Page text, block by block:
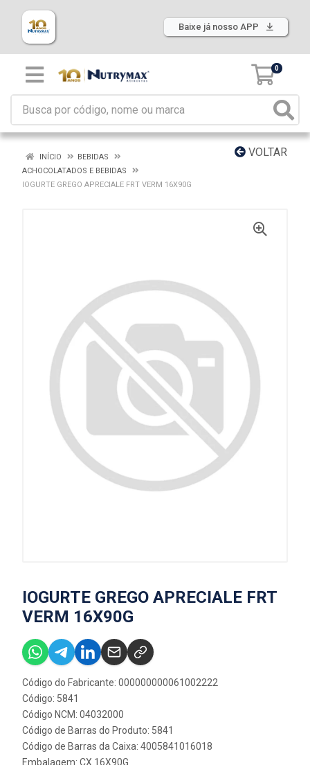
Baixe já nosso APP
0
VOLTAR
INÍCIO
BEBIDAS
ACHOCOLATADOS E BEBIDAS
IOGURTE GREGO APRECIALE FRT VERM 16X90G
IOGURTE GREGO APRECIALE FRT
VERM 16X90G
Código do Fabricante: 000000000061002222
Código: 5841
Código NCM: 04032000
Código de Barras do Produto: 5841
Código de Barras da Caixa: 4005841016018
Embalagem: CX 16X90G